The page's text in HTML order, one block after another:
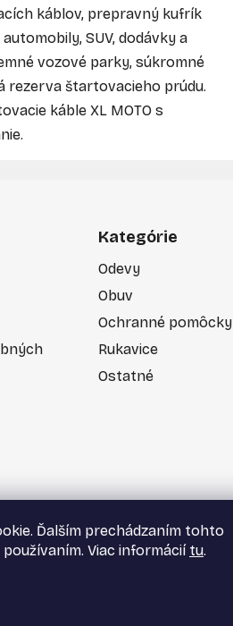
Ďalším prechádzaním tohto
Viac informácií tu.
káblov, prepravný kufrík
SUV, dodávky a
vozové parky, súkromné
rezerva štartovacieho prúdu.
káble XL MOTO s
Kategórie
Odevy
Obuv
Ochranné pomôcky
Rukavice
Ostatné